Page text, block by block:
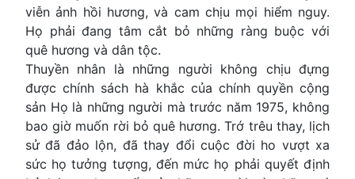
viễn ảnh hồi hương, và cam chịu mọi hiểm nguy.
Họ phải đang tâm cắt bỏ những ràng buộc với
quê hương và dân tộc.
Thuyền nhân là những người không chịu đựng
được chính sách hà khắc của chính quyền cộng
sản Họ là những người mà trước năm 1975, không
bao giờ muốn rời bỏ quê hương. Trớ trêu thay, lịch
sử đã đảo lộn, đã thay đổi cuộc đời ho vượt xa
sức họ tưởng tượng, đến mức họ phải quyết định